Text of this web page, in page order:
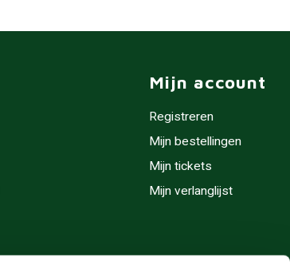
Mijn account
Registreren
Mijn bestellingen
Mijn tickets
Mijn verlanglijst